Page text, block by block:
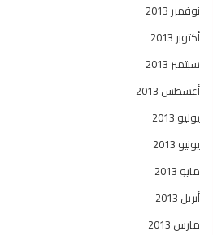
نوفمبر 2013
أكتوبر 2013
سبتمبر 2013
أغسطس 2013
يوليو 2013
يونيو 2013
مايو 2013
أبريل 2013
مارس 2013